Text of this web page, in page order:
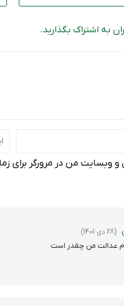
به اشتراک بگذارید.
و وبسایت من در مرورگر برای
(28 دی 1401)
عدالت من چقدر است